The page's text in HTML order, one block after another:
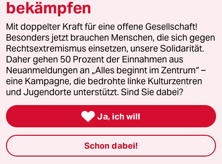
Sport
Berlin
Nord
Wahrheit
Themen
Krieg in der Ukraine
bekämpfen
Mit doppelter Kraft für eine offene Gesellschaft!
Besonders jetzt brauchen Menschen, die sich gegen
Rechtsextremismus einsetzen, unsere Solidarität.
Daher gehen 50 Prozent der Einnahmen aus
Neuanmeldungen an „Alles beginnt im Zentrum“ –
eine Kampagne, die bedrohte linke Kulturzentren
und Jugendorte unterstützt. Sind Sie dabei?
 Ja, ich will
Schon dabei!